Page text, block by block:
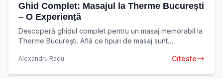
Ghid Complet: Masajul la Therme București
– O Experiență
Descoperă ghidul complet pentru un masaj memorabil la
Therme București. Află ce tipuri de masaj sunt
Alexandru Radu Citeste